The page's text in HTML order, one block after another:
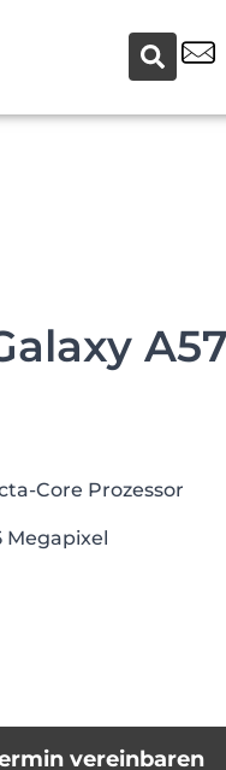
A57
Core Prozessor
Megapixel
vereinbaren